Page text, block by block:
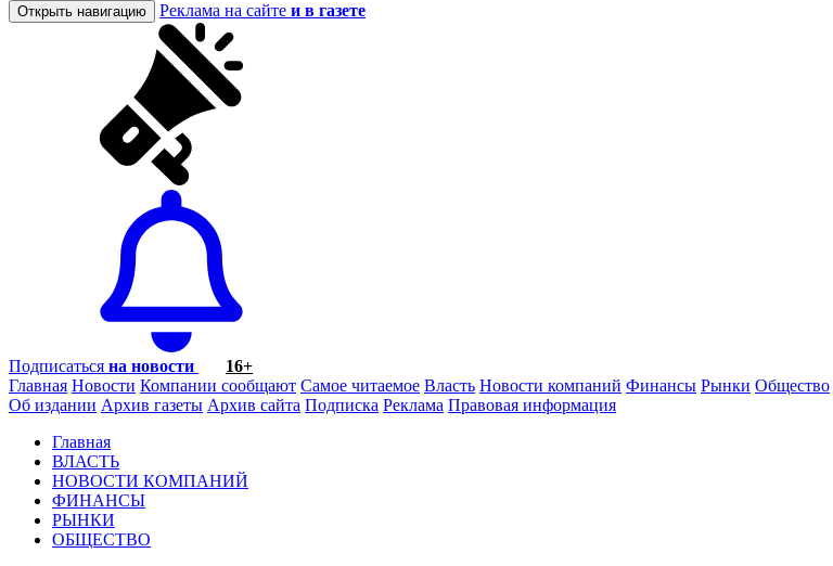
Открыть навигацию Реклама на сайте и в газете
Подписаться на новости
16+
Главная Новости Компании сообщают Самое читаемое Власть Новости компаний Финансы Рынки Общество
Об издании Архив газеты Архив сайта Подписка Реклама Правовая информация
Главная
ВЛАСТЬ
НОВОСТИ КОМПАНИЙ
ФИНАНСЫ
РЫНКИ
ОБЩЕСТВО